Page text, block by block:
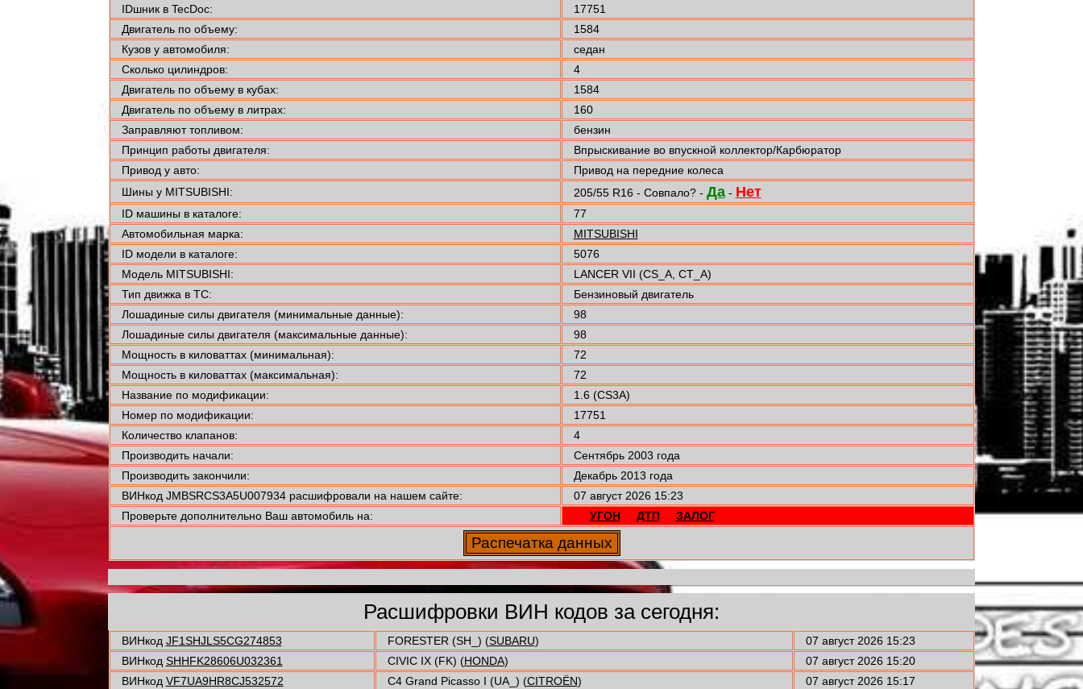
IDшник в TecDoc:
17751
Двигатель по объему:
1584
Кузов у автомобиля:
седан
Сколько цилиндров:
4
Двигатель по объему в кубах:
1584
Двигатель по объему в литрах:
160
Заправляют топливом:
бензин
Принцип работы двигателя:
Впрыскивание во впускной коллектор/Карбюратор
Привод у авто:
Привод на передние колеса
Шины у MITSUBISHI:
205/55 R16 - Совпало? - Да- Нет
ID машины в каталоге:
77
Автомобильная марка:
MITSUBISHI
ID модели в каталоге:
5076
Модель MITSUBISHI:
LANCER VII (CS_A, CT_A)
Тип движка в ТС:
Бензиновый двигатель
Лошадиные силы двигателя (минимальные данные):
98
Лошадиные силы двигателя (максимальные данные):
98
Мощность в киловаттах (минимальная):
72
Мощность в киловаттах (максимальная):
72
Название по модификации:
1.6 (CS3A)
Номер по модификации:
17751
Количество клапанов:
4
Производить начали:
Сентябрь 2003 года
Производить закончили:
Декабрь 2013 года
ВИНкод JMBSRCS3A5U007934 расшифровали на нашем сайте:
07 август 2026 15:23
Проверьте дополнительно Ваш автомобиль на:
УГОН ДТП ЗАЛОГ
Расшифровки ВИН кодов за сегодня:
ВИНкод JF1SHJLS5CG274853 FORESTER (SH_) (SUBARU)
07 август 2026 15:23
ВИНкод SHHFK28606U032361 CIVIC IX (FK) (HONDA)
07 август 2026 15:20
ВИНкод VF7UA9HR8CJ532572 C4 Grand Picasso I (UA_) (CITROËN)
07 август 2026 15:17